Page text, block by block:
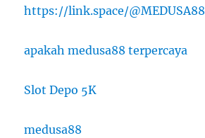
https://link.space/@MEDUSA88
apakah medusa88 terpercaya
Slot Depo 5K
medusa88